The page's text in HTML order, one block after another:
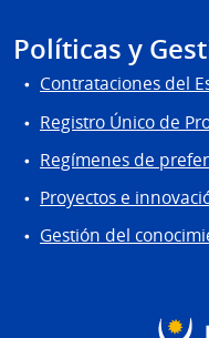
Políticas y
Contrataciones del
Registro Único de
Regímenes de
Proyectos e
Gestión del